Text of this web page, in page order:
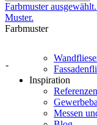
Farbmuster
Muster.
Farbmuster
-
Inspiration
Messen